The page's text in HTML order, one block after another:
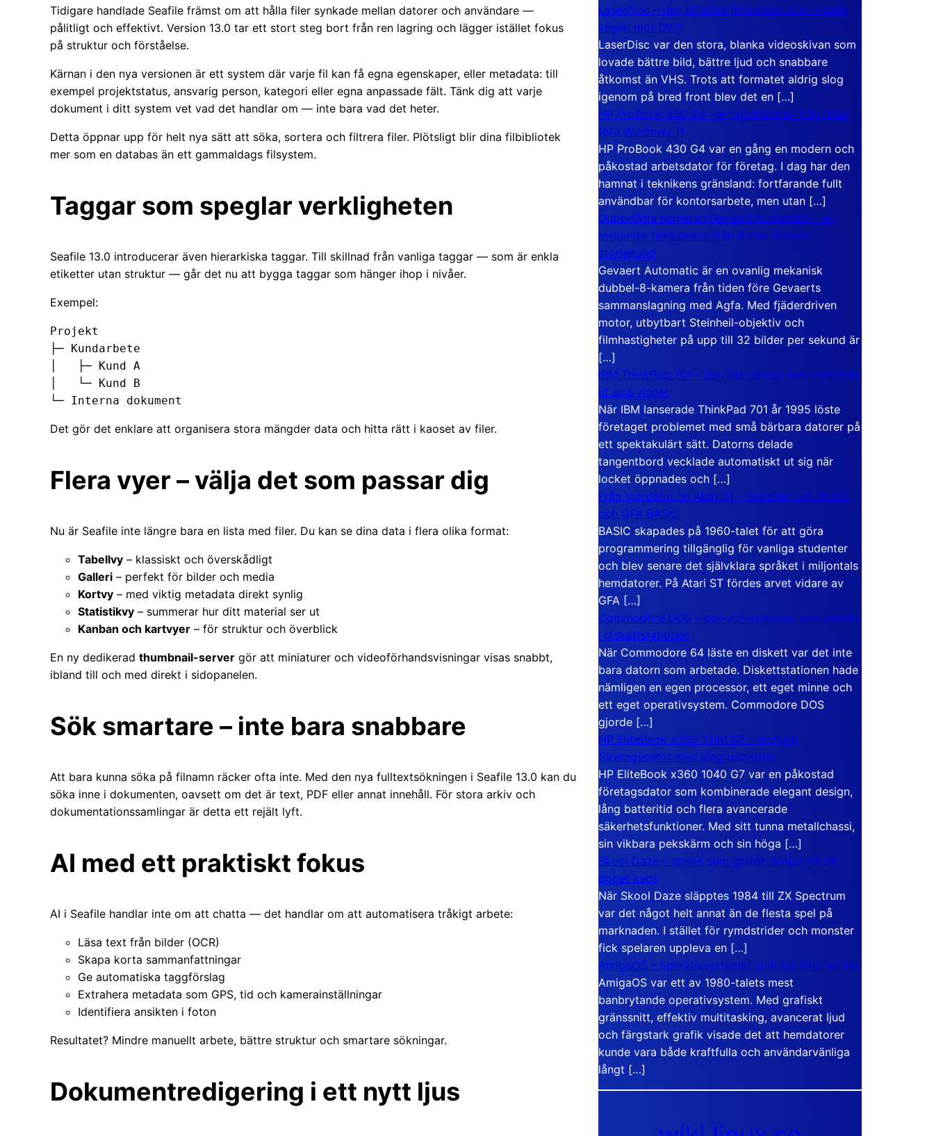
Tidigare handlade Seafile främst om att hålla filer synkade mellan datorer och användare —
pålitligt och effektivt. Version 13.0 tar ett stort steg bort från ren lagring och lägger istället fokus
på struktur och förståelse.
Kärnan i den nya versionen är ett system där varje fil kan få egna egenskaper, eller metadata: till
exempel projektstatus, ansvarig person, kategori eller egna anpassade fält. Tänk dig att varje
dokument i ditt system vet vad det handlar om — inte bara vad det heter.
Detta öppnar upp för helt nya sätt att söka, sortera och filtrera filer. Plötsligt blir dina filbibliotek
mer som en databas än ett gammaldags filsystem.
Taggar som speglar verkligheten
Seafile 13.0 introducerar även hierarkiska taggar. Till skillnad från vanliga taggar — som är enkla
etiketter utan struktur — går det nu att bygga taggar som hänger ihop i nivåer.
Exempel:
Projekt
├─ Kundarbete
│   ├─ Kund A
│   └─ Kund B
Det gör det enklare att organisera stora mängder data och hitta rätt i kaoset av filer.
Flera vyer – välja det som passar dig
Nu är Seafile inte längre bara en lista med filer. Du kan se dina data i flera olika format:
Tabellvy – klassiskt och överskådligt
Galleri – perfekt för bilder och media
Kortvy – med viktig metadata direkt synlig
Statistikvy – summerar hur ditt material ser ut
Kanban och kartvyer – för struktur och överblick
En ny dedikerad thumbnail-server gör att miniaturer och videoförhandsvisningar visas snabbt,
ibland till och med direkt i sidopanelen.
Sök smartare – inte bara snabbare
Att bara kunna söka på filnamn räcker ofta inte. Med den nya fulltextsökningen i Seafile 13.0 kan du
söka inne i dokumenten, oavsett om det är text, PDF eller annat innehåll. För stora arkiv och
dokumentationssamlingar är detta ett rejält lyft.
AI med ett praktiskt fokus
AI i Seafile handlar inte om att chatta — det handlar om att automatisera tråkigt arbete:
Läsa text från bilder (OCR)
Skapa korta sammanfattningar
Ge automatiska taggförslag
Extrahera metadata som GPS, tid och kamerainställningar
Identifiera ansikten i foton
Resultatet? Mindre manuellt arbete, bättre struktur och smartare sökningar.
Dokumentredigering i ett nytt ljus
LaserDisc – den jättelika filmskivan som visade
vägen mot DVD
LaserDisc var den stora, blanka videoskivan som
lovade bättre bild, bättre ljud och snabbare
åtkomst än VHS. Trots att formatet aldrig slog
igenom på bred front blev det en […]
HP ProBook 430 G4 – en arbetsdator från tiden
före Windows 11
HP ProBook 430 G4 var en gång en modern och
påkostad arbetsdator för företag. I dag har den
hamnat i teknikens gränsland: fortfarande fullt
användbar för kontorsarbete, men utan […]
Dubbelåtta Kameran Gevaert Automatic – en
mekanisk filmkamera från 8 mm-filmens
storhetstid
Gevaert Automatic är en ovanlig mekanisk
dubbel-8-kamera från tiden före Gevaerts
sammanslagning med Agfa. Med fjäderdriven
motor, utbytbart Steinheil-objektiv och
filmhastigheter på upp till 32 bilder per sekund är
[…]
IBM ThinkPad 701 – den lilla datorn som vecklade
ut sina vingar
När IBM lanserade ThinkPad 701 år 1995 löste
företaget problemet med små bärbara datorer på
ett spektakulärt sätt. Datorns delade
tangentbord vecklade automatiskt ut sig när
locket öppnades och […]
Från stordator till Atari ST – historien om BASIC
och GFA BASIC
BASIC skapades på 1960-talet för att göra
programmering tillgänglig för vanliga studenter
och blev senare det självklara språket i miljontals
hemdatorer. På Atari ST fördes arvet vidare av
GFA […]
Commodore DOS – operativsystemet som bodde
i diskettstationen
När Commodore 64 läste en diskett var det inte
bara datorn som arbetade. Diskettstationen hade
nämligen en egen processor, ett eget minne och
ett eget operativsystem. Commodore DOS
gjorde […]
HP EliteBook x360 1040 G7 – en lyxig
företagsdator med lång batteritid
HP EliteBook x360 1040 G7 var en påkostad
företagsdator som kombinerade elegant design,
lång batteritid och flera avancerade
säkerhetsfunktioner. Med sitt tunna metallchassi,
sin vikbara pekskärm och sin höga […]
Skool Daze – spelet som gjorde skolan till ett
öppet kaos
När Skool Daze släpptes 1984 till ZX Spectrum
var det något helt annat än de flesta spel på
marknaden. I stället för rymdstrider och monster
fick spelaren uppleva en […]
AmigaOS – operativsystemet som var före sin tid
AmigaOS var ett av 1980-talets mest
banbrytande operativsystem. Med grafiskt
gränssnitt, effektiv multitasking, avancerat ljud
och färgstark grafik visade det att hemdatorer
kunde vara både kraftfulla och användarvänliga
långt […]